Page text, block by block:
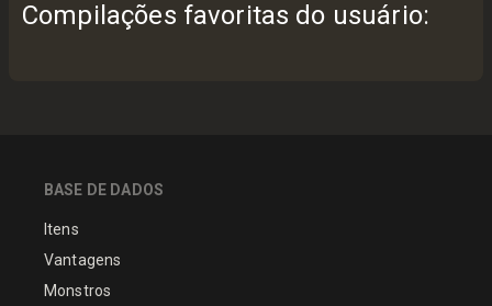
Compilações favoritas do usuário:
BASE DE DADOS
Itens
Vantagens
Monstros